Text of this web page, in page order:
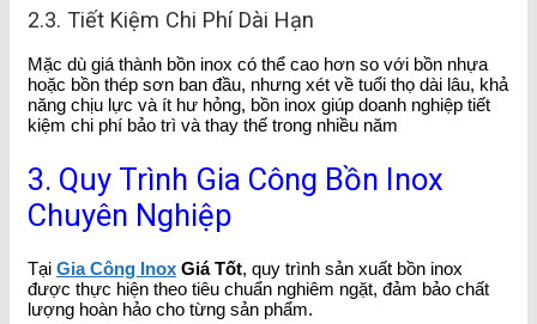
2.3. Tiết Kiệm Chi Phí Dài Hạn
Mặc dù giá thành bồn inox có thể cao hơn so với bồn nhựa
hoặc bồn thép sơn ban đầu, nhưng xét về tuổi thọ dài lâu, khả
năng chịu lực và ít hư hỏng, bồn inox giúp doanh nghiệp tiết
kiệm chi phí bảo trì và thay thế trong nhiều năm
3. Quy Trình Gia Công Bồn Inox
Chuyên Nghiệp
Tại Gia Công Inox Giá Tốt, quy trình sản xuất bồn inox
được thực hiện theo tiêu chuẩn nghiêm ngặt, đảm bảo chất
lượng hoàn hảo cho từng sản phẩm.